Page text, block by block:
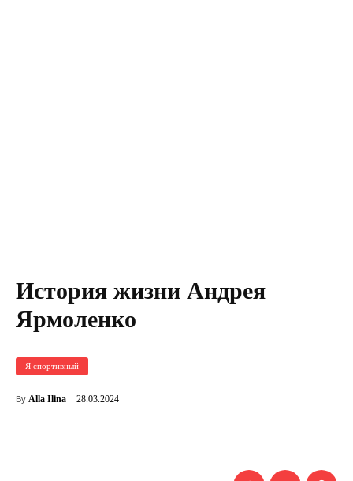
История жизни Андрея
Ярмоленко
Я спортивный
By Alla Ilina 28.03.2024